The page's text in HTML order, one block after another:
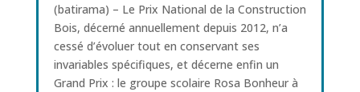
(batirama) – Le Prix National de la Construction
Bois, décerné annuellement depuis 2012, n’a
cessé d’évoluer tout en conservant ses
invariables spécifiques, et décerne enfin un
Grand Prix : le groupe scolaire Rosa Bonheur à